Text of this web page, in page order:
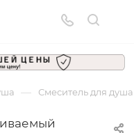
— Смеситель для